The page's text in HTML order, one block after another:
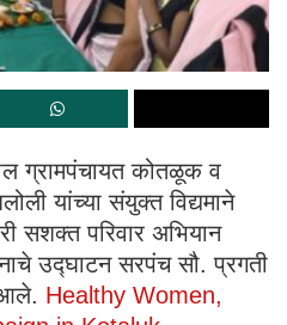
ग्रामपंचायत कोतळूक व
यांच्या संयुक्त विद्यमाने
सशक्त परिवार अभियान
उद्घाटन सरपंच सौ. प्रगती
आले. Healthy Women,